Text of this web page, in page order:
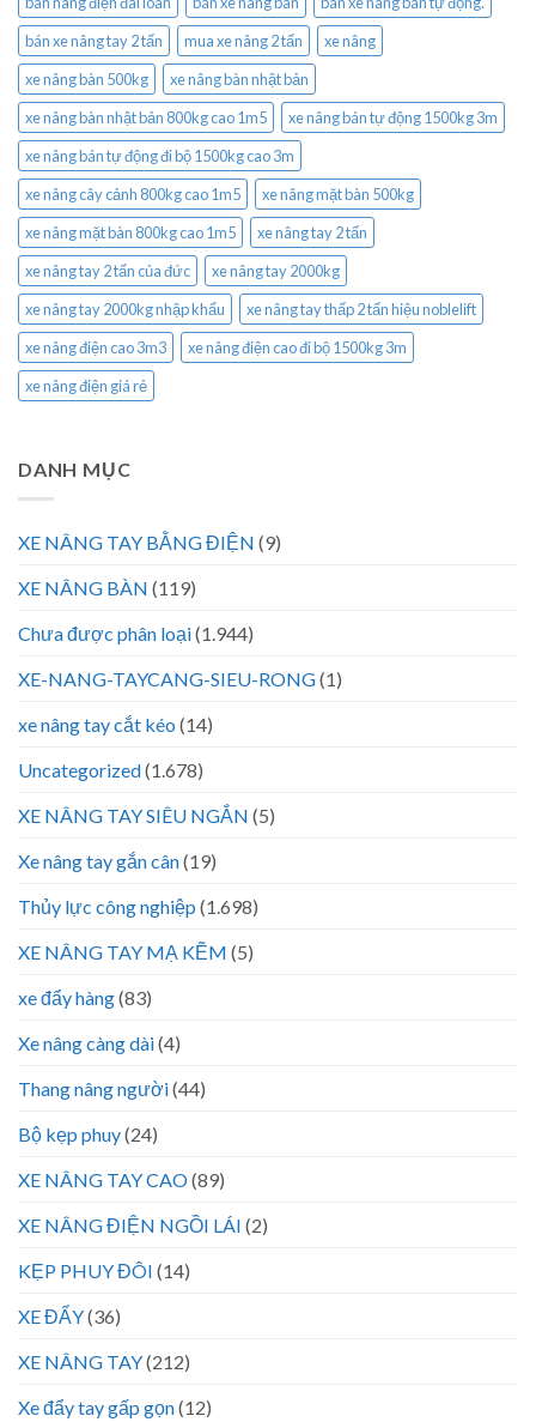
bán xe nâng tay 2 tấn
mua xe nâng 2 tấn
xe nâng
xe nâng bàn 500kg
xe nâng bàn nhật bản
xe nâng bàn nhật bản 800kg cao 1m5
xe nâng bán tự động 1500kg 3m
xe nâng bán tự động đi bộ 1500kg cao 3m
xe nâng cây cảnh 800kg cao 1m5
xe nâng mặt bàn 500kg
xe nâng mặt bàn 800kg cao 1m5
xe nâng tay 2 tấn
xe nâng tay 2 tấn của đức
xe nâng tay 2000kg
xe nâng tay 2000kg nhập khẩu
xe nâng tay thấp 2 tấn hiệu noblelift
xe nâng điện cao 3m3
xe nâng điện cao đi bộ 1500kg 3m
xe nâng điện giá rẻ
DANH MỤC
XE NÂNG TAY BẰNG ĐIỆN (9)
XE NÂNG BÀN (119)
Chưa được phân loại(1.944)
XE-NANG-TAYCANG-SIEU-RONG(1)
xe nâng tay cắt kéo (14)
Uncategorized(1.678)
XE NÂNG TAY SIÊU NGẮN (5)
Xe nâng tay gắn cân(19)
Thủy lực công nghiệp (1.698)
XE NÂNG TAY MẠ KẼM (5)
xe đẩy hàng(83)
Xe nâng càng dài(4)
Thang nâng người(44)
Bộ kẹp phuy(24)
XE NÂNG TAY CAO(89)
XE NÂNG ĐIỆN NGỒI LÁI (2)
KẸP PHUY ĐÔI (14)
XE ĐẨY(36)
XE NÂNG TAY(212)
Xe đẩy tay gấp gọn(12)